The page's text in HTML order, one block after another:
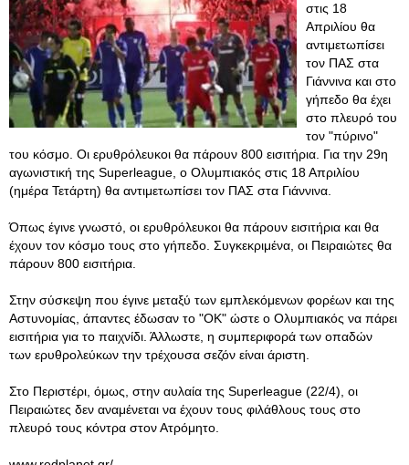
στις 18
Απριλίου θα
αντιμετωπίσει
τον ΠΑΣ στα
Γιάννινα και στο
γήπεδο θα έχει
στο πλευρό του
τον "πύρινο"
του κόσμο. Οι ερυθρόλευκοι θα πάρουν 800 εισιτήρια. Για την 29η
αγωνιστική της Superleague, ο Ολυμπιακός στις 18 Απριλίου
(ημέρα Τετάρτη) θα αντιμετωπίσει τον ΠΑΣ στα Γιάννινα.
Όπως έγινε γνωστό, οι ερυθρόλευκοι θα πάρουν εισιτήρια και θα
έχουν τον κόσμο τους στο γήπεδο. Συγκεκριμένα, οι Πειραιώτες θα
πάρουν 800 εισιτήρια.
Στην σύσκεψη που έγινε μεταξύ των εμπλεκόμενων φορέων και της
Αστυνομίας, άπαντες έδωσαν το "OK" ώστε ο Ολυμπιακός να πάρει
εισιτήρια για το παιχνίδι. Άλλωστε, η συμπεριφορά των οπαδών
των ερυθρολεύκων την τρέχουσα σεζόν είναι άριστη.
Στο Περιστέρι, όμως, στην αυλαία της Superleague (22/4), οι
Πειραιώτες δεν αναμένεται να έχουν τους φιλάθλους τους στο
πλευρό τους κόντρα στον Ατρόμητο.